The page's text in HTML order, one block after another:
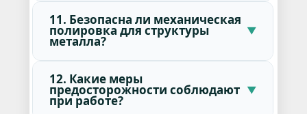
11. Безопасна ли механическая
полировка для структуры
металла?
12. Какие меры
предосторожности соблюдают
при работе?